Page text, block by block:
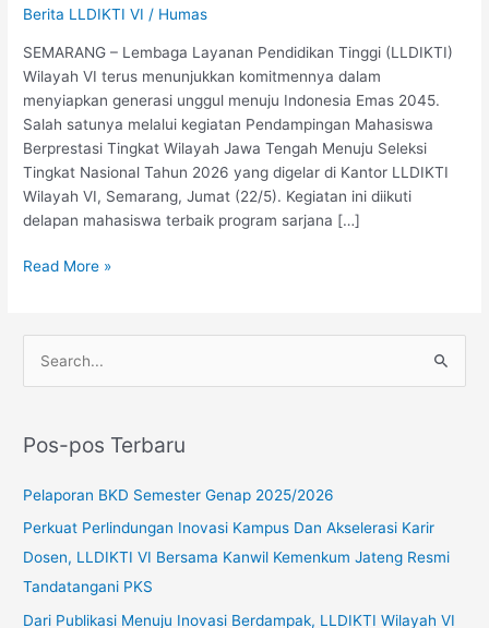
Berita LLDIKTI VI / Humas
SEMARANG – Lembaga Layanan Pendidikan Tinggi (LLDIKTI)
Wilayah VI terus menunjukkan komitmennya dalam
menyiapkan generasi unggul menuju Indonesia Emas 2045.
Salah satunya melalui kegiatan Pendampingan Mahasiswa
Berprestasi Tingkat Wilayah Jawa Tengah Menuju Seleksi
Tingkat Nasional Tahun 2026 yang digelar di Kantor LLDIKTI
Wilayah VI, Semarang, Jumat (22/5). Kegiatan ini diikuti
delapan mahasiswa terbaik program sarjana […]
Read More »
iPos-pos Terbaru
Pelaporan BKD Semester Genap 2025/2026
Perkuat Perlindungan Inovasi Kampus Dan Akselerasi Karir
Dosen, LLDIKTI VI Bersama Kanwil Kemenkum Jateng Resmi
Tandatangani PKS
Dari Publikasi Menuju Inovasi Berdampak, LLDIKTI Wilayah VI